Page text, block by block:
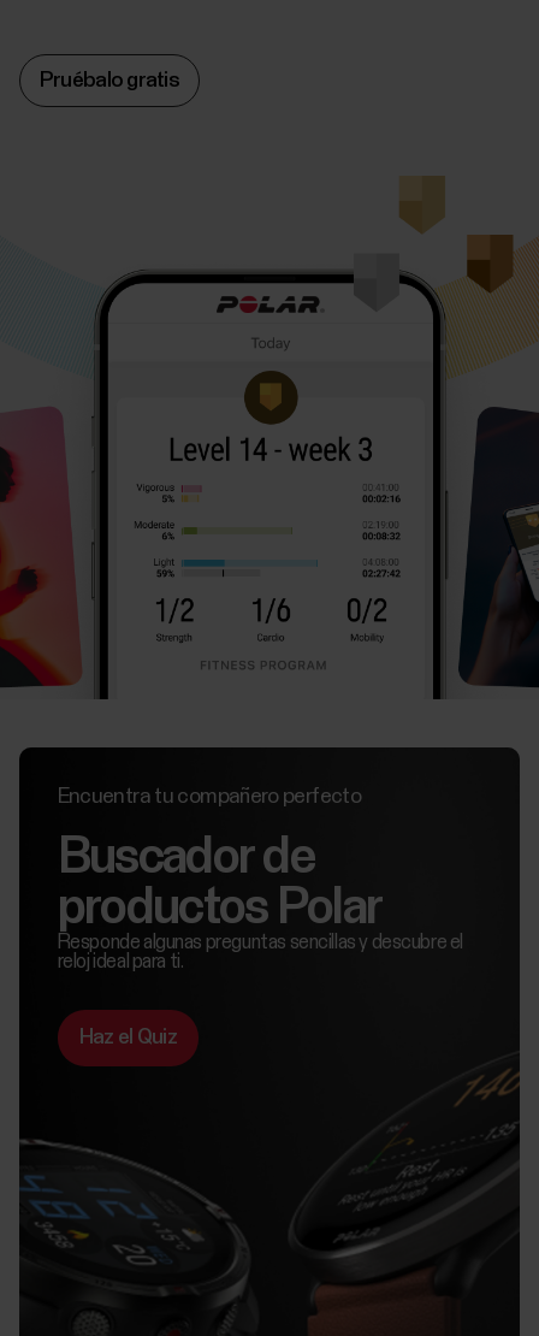
Pruébalo gratis
Encuentra tu compañero perfecto
Buscador de
productos Polar
Responde algunas preguntas sencillas y descubre el
reloj ideal para ti.
Haz el Quiz